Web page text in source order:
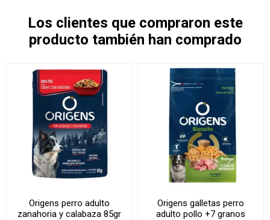
Los clientes que compraron este
producto también han comprado
Origens perro adulto
zanahoria y calabaza 85gr
Origens galletas perro
adulto pollo +7 granos